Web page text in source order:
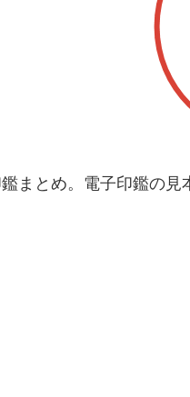
まとめ。電子印鑑の見